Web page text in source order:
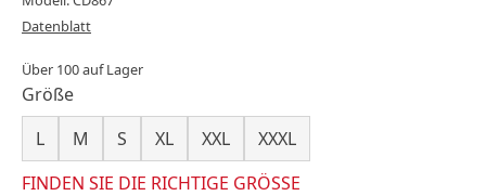
Datenblatt
Über 100 auf Lager
Größe
L
M S XL XXL
XXXL
FINDEN SIE DIE RICHTIGE GRÖSSE